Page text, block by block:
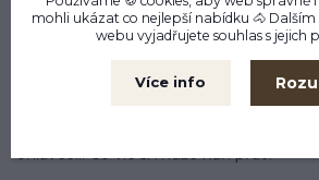
Jak je vidět z mého povídání, i podobně
může mít krásný život, který si bude
užívat. Kamarádi na pastvě, společné
ohlávce... Co víc si může kůň přát?
mohli ukázat co nejlepší nabídku 🐴
webu vyjadřujete souhlas s jejich
Více info